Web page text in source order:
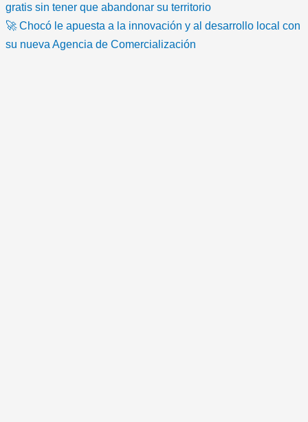
gratis sin tener que abandonar su territorio
🚀 Chocó le apuesta a la innovación y al desarrollo local con
su nueva Agencia de Comercialización